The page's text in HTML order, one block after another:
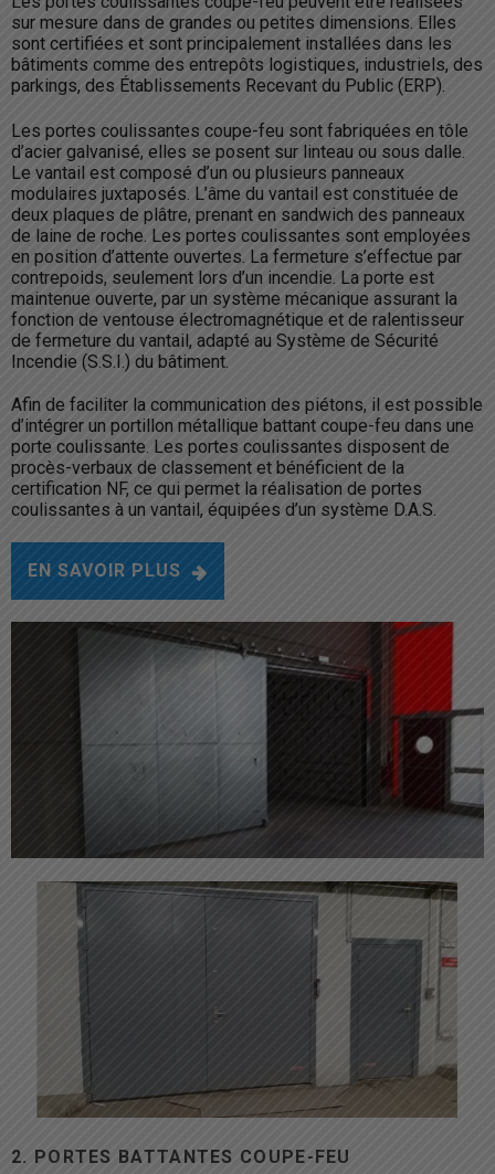
sur mesure dans de grandes ou petites dimensions. Elles
sont certifiées et sont principalement installées dans les
bâtiments comme des entrepôts logistiques, industriels, des
parkings, des Établissements Recevant du Public (ERP).
Les portes coulissantes coupe-feu sont fabriquées en tôle
d’acier galvanisé, elles se posent sur linteau ou sous dalle.
Le vantail est composé d’un ou plusieurs panneaux
modulaires juxtaposés. L’âme du vantail est constituée de
deux plaques de plâtre, prenant en sandwich des panneaux
de laine de roche. Les portes coulissantes sont employées
en position d’attente ouvertes. La fermeture s’effectue par
contrepoids, seulement lors d’un incendie. La porte est
maintenue ouverte, par un système mécanique assurant la
fonction de ventouse électromagnétique et de ralentisseur
de fermeture du vantail, adapté au Système de Sécurité
Incendie (S.S.I.) du bâtiment.
Afin de faciliter la communication des piétons, il est possible
d’intégrer un portillon métallique battant coupe-feu dans une
porte coulissante. Les portes coulissantes disposent de
procès-verbaux de classement et bénéficient de la
certification NF, ce qui permet la réalisation de portes
coulissantes à un vantail, équipées d’un système D.A.S.
EN SAVOIR PLUS
2. PORTES BATTANTES COUPE-FEU